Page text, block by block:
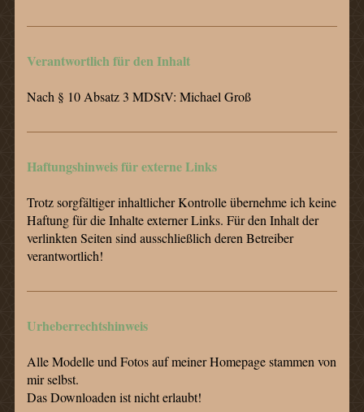
Verantwortlich für den Inhalt
Nach § 10 Absatz 3 MDStV: Michael Groß
Haftungshinweis für externe Links
Trotz sorgfältiger inhaltlicher Kontrolle übernehme ich keine
Haftung für die Inhalte externer Links. Für den Inhalt der
verlinkten Seiten sind ausschließlich deren Betreiber
verantwortlich!
Urheberrechtshinweis
Alle Modelle und Fotos auf meiner Homepage stammen von
mir selbst.
Das Downloaden ist nicht erlaubt!